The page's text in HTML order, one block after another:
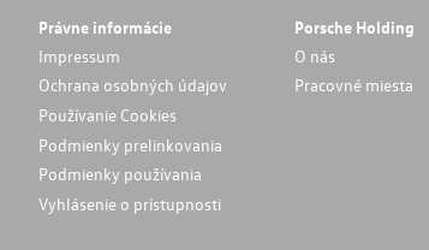
Právne informácie
Impressum
Ochrana osobných údajov
Používanie Cookies
Podmienky prelinkovania
Podmienky používania
Vyhlásenie o prístupnosti
Porsche Holding
O nás
Pracovné miesta